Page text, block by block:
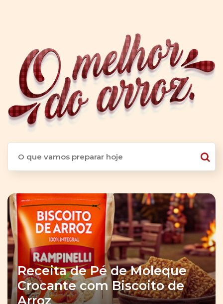
Receita de Pé de Moleque
Crocante com Biscoito de
Arroz